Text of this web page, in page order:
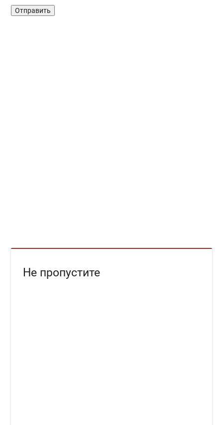
Не пропустите